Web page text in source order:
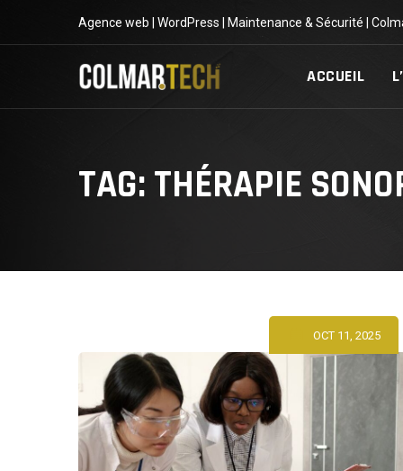
Agence web | WordPress | Maintenance & Sécurité |
ACCUEIL
TAG: THÉRAPIE
OCT 11, 2025